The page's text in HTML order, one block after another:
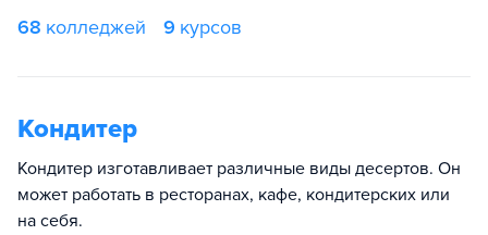
68 колледжей 9 курсов
Кондитер
Кондитер изготавливает различные виды десертов. Он
может работать в ресторанах, кафе, кондитерских или
на себя.